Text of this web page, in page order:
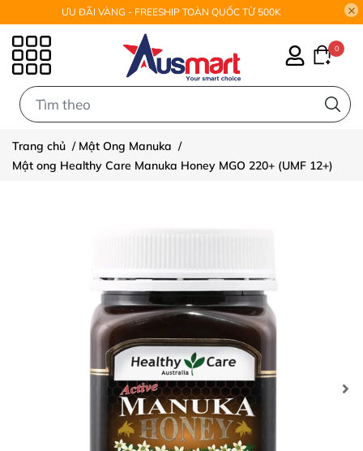
ƯU ĐÃI VÀNG - FREESHIP TOÀN QUỐC TỪ 500K
0
Trang chủ / Mật Ong Manuka /
Mật ong Healthy Care Manuka Honey MGO 220+ (UMF 12+)